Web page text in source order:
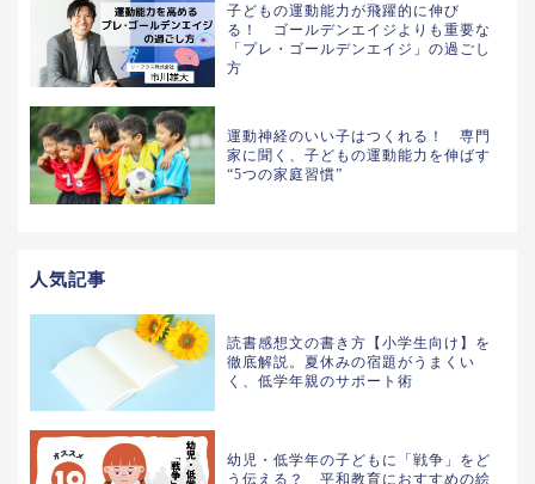
子どもの運動能力が飛躍的に伸び
る！ ゴールデンエイジよりも重要な
「プレ・ゴールデンエイジ」の過ごし
方
運動神経のいい子はつくれる！ 専門
家に聞く、子どもの運動能力を伸ばす
“5つの家庭習慣”
人気記事
読書感想文の書き方【小学生向け】を
徹底解説。夏休みの宿題がうまくい
く、低学年親のサポート術
幼児・低学年の子どもに「戦争」をど
う伝える？ 平和教育におすすめの絵